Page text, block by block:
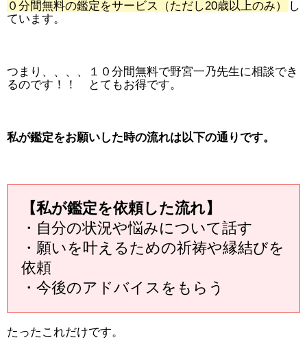
０分間無料の鑑定をサービス（ただし20歳以上のみ）
し
ています。
つまり、、、、１０分間無料で野宮一乃先生に相談でき
るのです！！ とてもお得です。
私が鑑定をお願いした時の流れは以下の通りです。
【私が鑑定を依頼した流れ】
・自分の状況や悩みについて話す
・願いを叶えるための祈祷や縁結びを
依頼
・今後のアドバイスをもらう
たったこれだけです。